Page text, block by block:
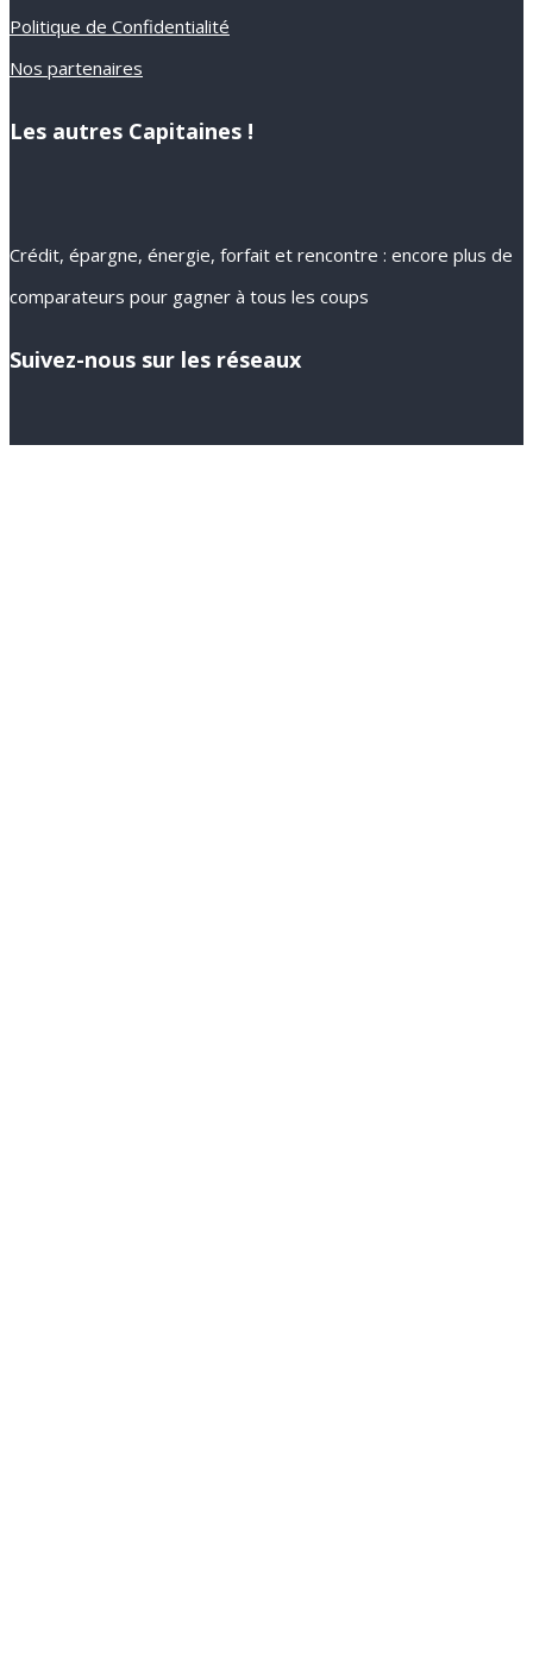
Politique de Confidentialité
Nos partenaires
Les autres Capitaines !
Crédit, épargne, énergie, forfait et rencontre : encore plus de
comparateurs pour gagner à tous les coups
Suivez-nous sur les réseaux